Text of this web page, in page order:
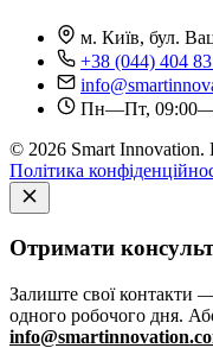
м. Київ, бул.
+38 (044) 404
Пн—Пт,
© 2026 Smart Innovation.
Політика
Отримати
Залиште свої контакти
одного робочого дня.